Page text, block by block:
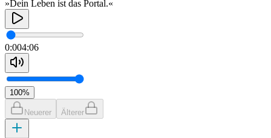
»Dein Leben ist das Portal.«
0:004:06
100%
Neuerer Älterer